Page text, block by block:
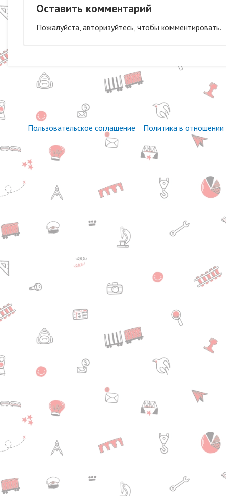
Оставить комментарий
Пожалуйста, авторизуйтесь, чтобы комментировать.
Пользовательское соглашение Политика в